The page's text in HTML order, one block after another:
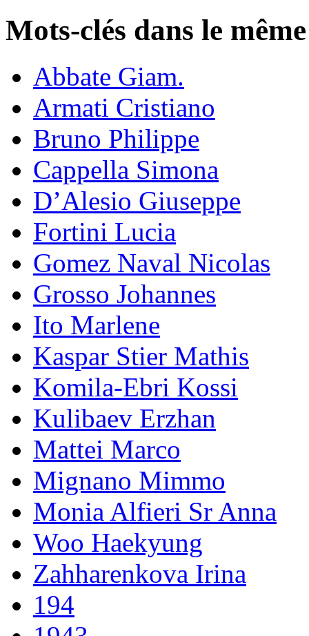
Mots-clés dans le
Abbate Giam.
Armati Cristiano
Bruno Philippe
Cappella Simona
D’Alesio Giuseppe
Fortini Lucia
Gomez Naval Nicolas
Grosso Johannes
Ito Marlene
Kaspar Stier Mathis
Komila-Ebri Kossi
Kulibaev Erzhan
Mattei Marco
Mignano Mimmo
Monia Alfieri Sr Anna
Woo Haekyung
Zahharenkova Irina
194